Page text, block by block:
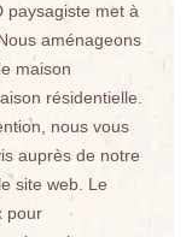
paysagiste met à
aménageons
maison
résidentielle.
nous vous
auprès de notre
site web. Le
pour